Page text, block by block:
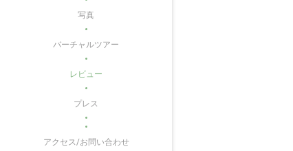
写真
バーチャルツアー
レビュー
プレス
((新しいウィンドウで開きます))
アクセス/お問い合わせ